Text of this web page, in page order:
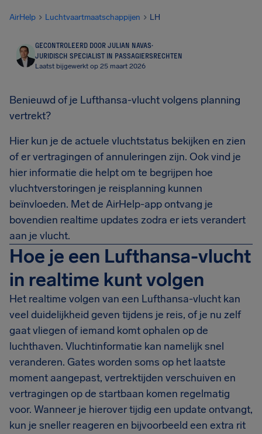
AirHelp Luchtvaartmaatschappijen LH
GECONTROLEERD DOOR JULIAN NAVAS·
JURIDISCH SPECIALIST IN PASSAGIERSRECHTEN
Laatst bijgewerkt op 25 maart 2026
Benieuwd of je Lufthansa-vlucht volgens planning
vertrekt?
Hier kun je de actuele vluchtstatus bekijken en zien
of er vertragingen of annuleringen zijn. Ook vind je
hier informatie die helpt om te begrijpen hoe
vluchtverstoringen je reisplanning kunnen
beïnvloeden. Met de AirHelp-app ontvang je
bovendien realtime updates zodra er iets verandert
aan je vlucht.
Hoe je een Lufthansa-vlucht
in realtime kunt volgen
Het realtime volgen van een Lufthansa-vlucht kan
veel duidelijkheid geven tijdens je reis, of je nu zelf
gaat vliegen of iemand komt ophalen op de
luchthaven. Vluchtinformatie kan namelijk snel
veranderen. Gates worden soms op het laatste
moment aangepast, vertrektijden verschuiven en
vertragingen op de startbaan komen regelmatig
voor. Wanneer je hierover tijdig een update ontvangt,
kun je sneller reageren en bijvoorbeeld een extra rit